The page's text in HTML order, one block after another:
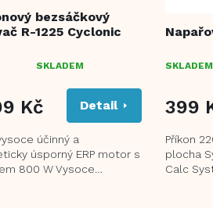
bezsáčkový
R-1225 Cyclonic
SKLADEM
Kč Detail
účinný a
úsporný ERP motor s
800 W Vysoce
SKLADEM
399
Příkon
plocha
Calc